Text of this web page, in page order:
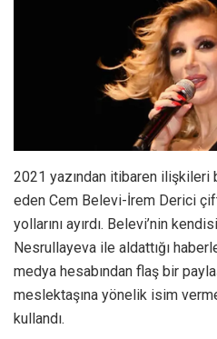
2021 yazından itibaren ilişkileri
eden Cem Belevi-İrem Derici
yollarını ayırdı. Belevi’nin
Nesrullayeva ile aldattığı
medya hesabından flaş bir
meslektaşına yönelik isim
kullandı.